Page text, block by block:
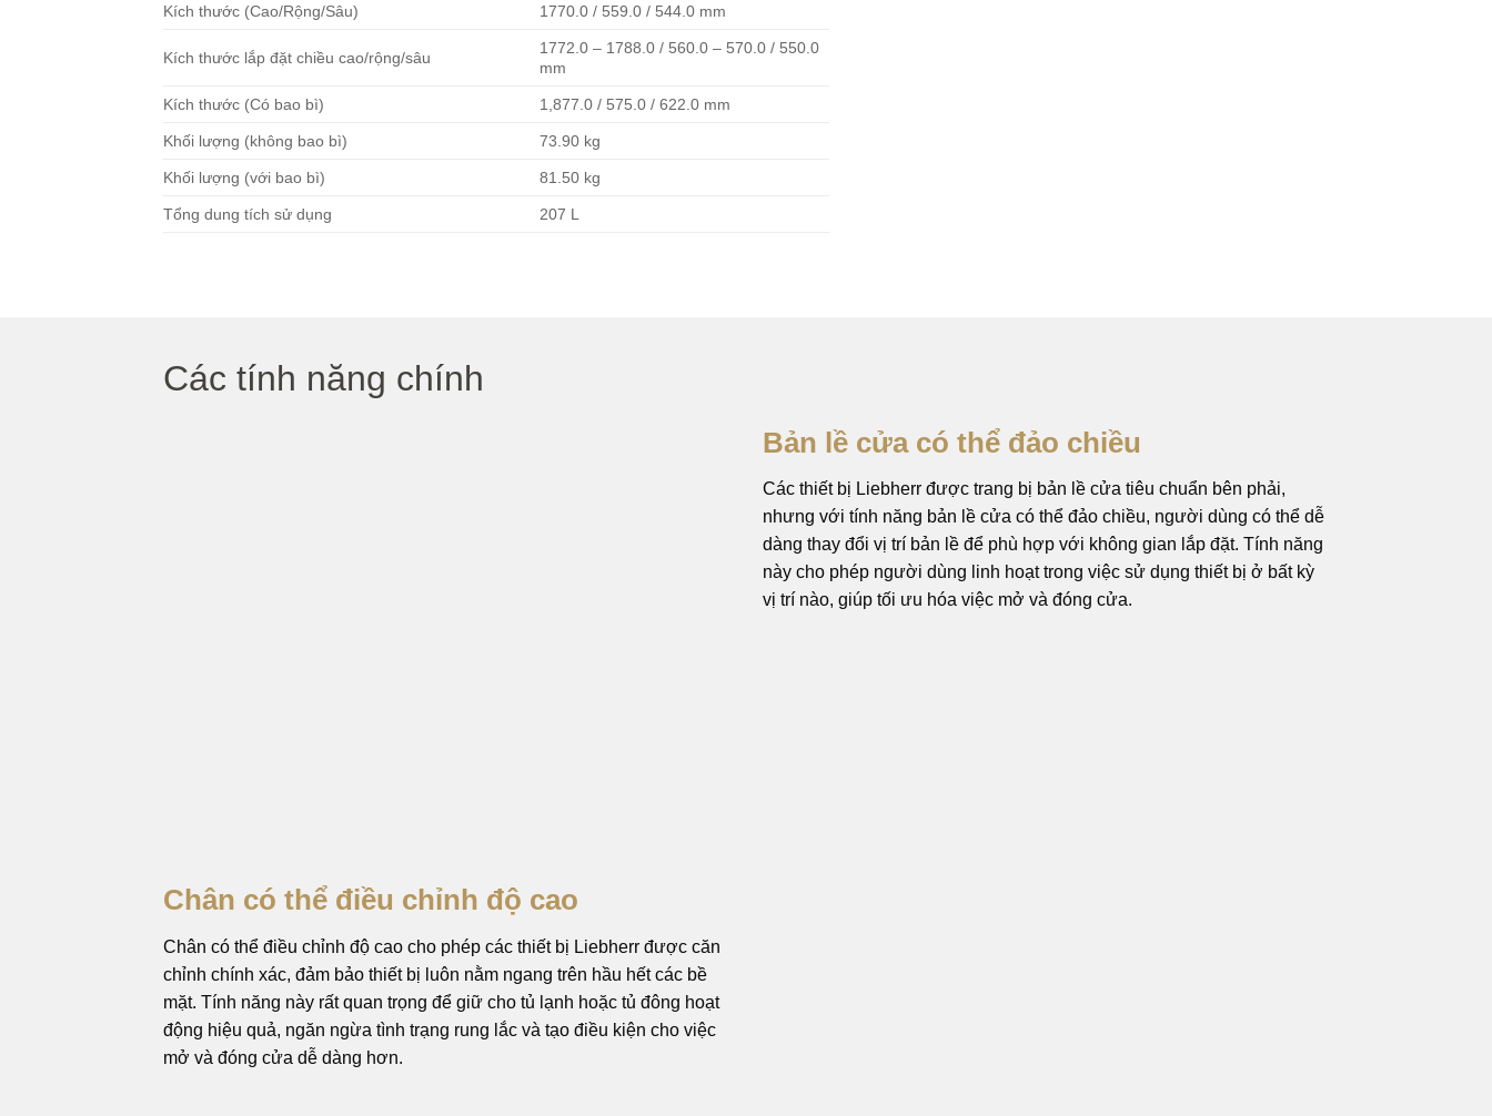
Kích thước (Cao/Rộng/Sâu) 1770.0 / 559.0 / 544.0 mm
Kích thước lắp đặt chiều cao/rộng/sâu
1772.0 – 1788.0 / 560.0 – 570.0 / 550.0
mm
Kích thước (Có bao bì) 1,877.0 / 575.0 / 622.0 mm
Khối lượng (không bao bì) 73.90 kg
Khối lượng (với bao bì) 81.50 kg
Tổng dung tích sử dụng 207 L
Các tính năng chính
Bản lề cửa có thể đảo chiều
Các thiết bị Liebherr được trang bị bản lề cửa tiêu chuẩn bên phải,
nhưng với tính năng bản lề cửa có thể đảo chiều, người dùng có thể dễ
dàng thay đổi vị trí bản lề để phù hợp với không gian lắp đặt. Tính năng
này cho phép người dùng linh hoạt trong việc sử dụng thiết bị ở bất kỳ
vị trí nào, giúp tối ưu hóa việc mở và đóng cửa.
Chân có thể điều chỉnh độ cao
Chân có thể điều chỉnh độ cao cho phép các thiết bị Liebherr được căn
chỉnh chính xác, đảm bảo thiết bị luôn nằm ngang trên hầu hết các bề
mặt. Tính năng này rất quan trọng để giữ cho tủ lạnh hoặc tủ đông hoạt
động hiệu quả, ngăn ngừa tình trạng rung lắc và tạo điều kiện cho việc
mở và đóng cửa dễ dàng hơn.